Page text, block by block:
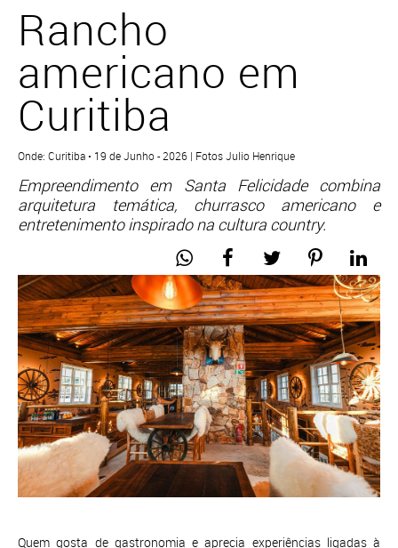
Rancho
americano em
Curitiba
Onde: Curitiba • 19 de Junho - 2026 | Fotos Julio Henrique
Empreendimento em Santa Felicidade combina
arquitetura temática, churrasco americano e
entretenimento inspirado na cultura country.
Quem gosta de gastronomia e aprecia experiências ligadas à